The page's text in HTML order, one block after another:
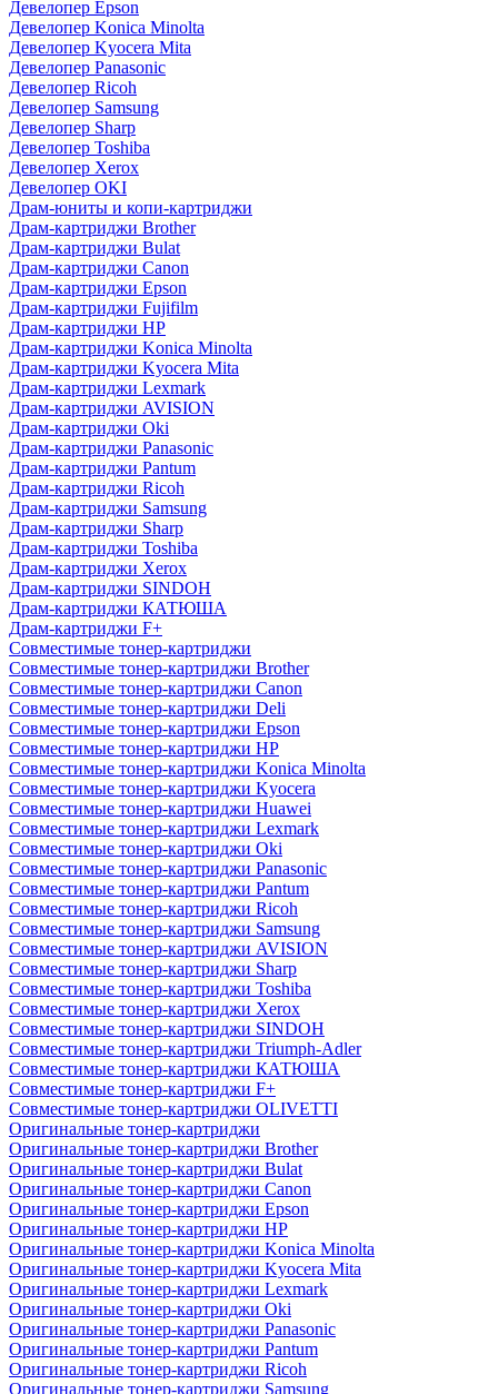
Девелопер Epson
Девелопер Konica Minolta
Девелопер Kyocera Mita
Девелопер Panasonic
Девелопер Ricoh
Девелопер Samsung
Девелопер Sharp
Девелопер Toshiba
Девелопер Xerox
Девелопер OKI
Драм-юниты и копи-картриджи
Драм-картриджи Brother
Драм-картриджи Bulat
Драм-картриджи Canon
Драм-картриджи Epson
Драм-картриджи Fujifilm
Драм-картриджи HP
Драм-картриджи Konica Minolta
Драм-картриджи Kyocera Mita
Драм-картриджи Lexmark
Драм-картриджи AVISION
Драм-картриджи Oki
Драм-картриджи Panasonic
Драм-картриджи Pantum
Драм-картриджи Ricoh
Драм-картриджи Samsung
Драм-картриджи Sharp
Драм-картриджи Toshiba
Драм-картриджи Xerox
Драм-картриджи SINDOH
Драм-картриджи КАТЮША
Драм-картриджи F+
Совместимые тонер-картриджи
Совместимые тонер-картриджи Brother
Совместимые тонер-картриджи Canon
Совместимые тонер-картриджи Deli
Совместимые тонер-картриджи Epson
Совместимые тонер-картриджи HP
Совместимые тонер-картриджи Konica Minolta
Совместимые тонер-картриджи Kyocera
Совместимые тонер-картриджи Huawei
Совместимые тонер-картриджи Lexmark
Совместимые тонер-картриджи Oki
Совместимые тонер-картриджи Panasonic
Совместимые тонер-картриджи Pantum
Совместимые тонер-картриджи Ricoh
Совместимые тонер-картриджи Samsung
Совместимые тонер-картриджи AVISION
Совместимые тонер-картриджи Sharp
Совместимые тонер-картриджи Toshiba
Совместимые тонер-картриджи Xerox
Совместимые тонер-картриджи SINDOH
Совместимые тонер-картриджи Triumph-Adler
Совместимые тонер-картриджи КАТЮША
Совместимые тонер-картриджи F+
Совместимые тонер-картриджи OLIVETTI
Оригинальные тонер-картриджи
Оригинальные тонер-картриджи Brother
Оригинальные тонер-картриджи Bulat
Оригинальные тонер-картриджи Canon
Оригинальные тонер-картриджи Epson
Оригинальные тонер-картриджи HP
Оригинальные тонер-картриджи Konica Minolta
Оригинальные тонер-картриджи Kyocera Mita
Оригинальные тонер-картриджи Lexmark
Оригинальные тонер-картриджи Oki
Оригинальные тонер-картриджи Panasonic
Оригинальные тонер-картриджи Pantum
Оригинальные тонер-картриджи Ricoh
Оригинальные тонер-картриджи Samsung